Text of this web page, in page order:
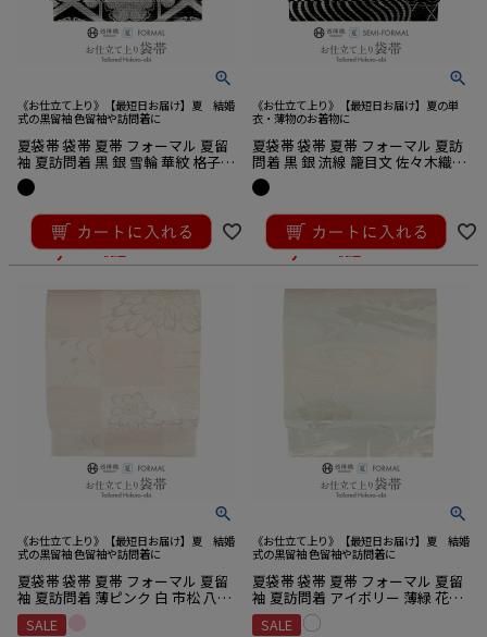
《お仕立て上り》【最短日お届け】夏 結婚
式の黒留袖 色留袖や訪問着に
夏袋帯 袋帯 夏帯 フォーマル 夏留
袖 夏訪問着 黒 銀 雪輪 華紋 格子
絽 佐々木織物 西陣織 仕立て上が
り 新品 未使用 正絹
38,500のところ
34,650税込
《お仕立て上り》【最短日お届け】夏の単
衣・薄物のお着物に
夏袋帯 袋帯 夏帯 フォーマル 夏訪
問着 黒 銀 流線 籠目文 佐々木織物
仕立て上がり 新品 未使用 正絹
36,300のところ
34,485税込
《お仕立て上り》【最短日お届け】夏 結婚
式の黒留袖 色留袖や訪問着に
夏袋帯 袋帯 夏帯 フォーマル 夏留
袖 夏訪問着 薄ピンク 白 市松 八重
桜 絽 京都イシハラ織物 西陣織 仕
立て上がり 新品 未使用 正絹
SALE
《お仕立て上り》【最短日お届け】夏 結婚
式の黒留袖 色留袖や訪問着に
夏袋帯 袋帯 夏帯 フォーマル 夏留
袖 夏訪問着 アイボリー 薄緑 花菖
蒲 流水 絽 京都イシハラ織物 西陣
織 仕立て上がり 新品 未使用 正絹
SALE